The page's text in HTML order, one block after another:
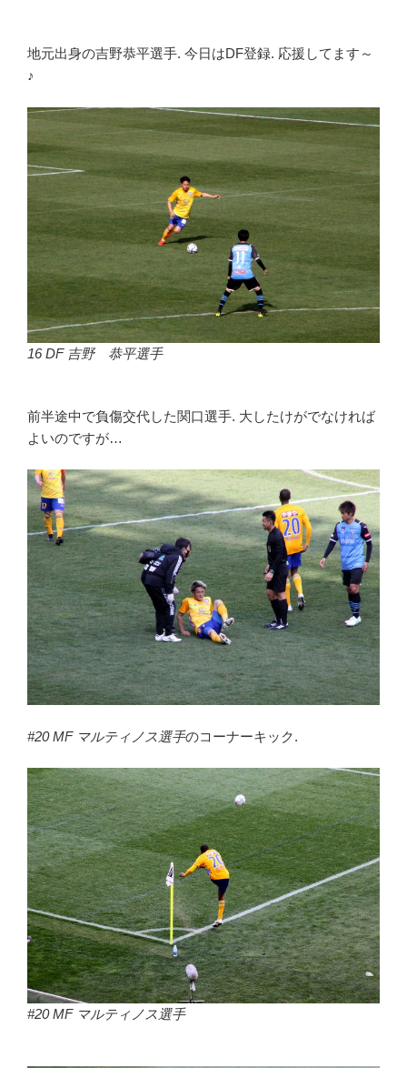
地元出身の吉野恭平選手. 今日はDF登録. 応援してます～
♪
16 DF 吉野 恭平選手
前半途中で負傷交代した関口選手. 大したけがでなければ
よいのですが…
#20 MF マルティノス選手のコーナーキック.
#20 MF マルティノス選手